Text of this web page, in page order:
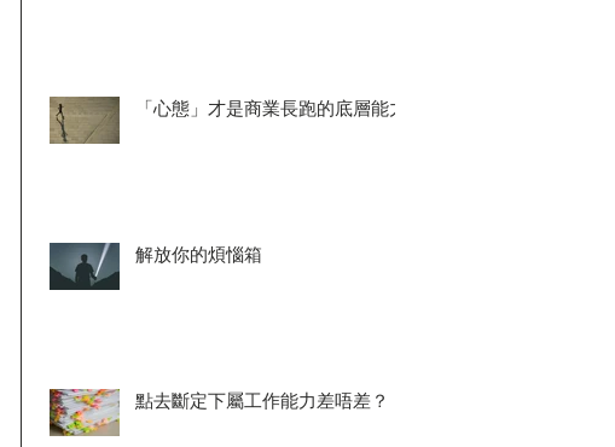
「心態」才是商業長跑的底層能力
解放你的煩惱箱
點去斷定下屬工作能力差唔差？